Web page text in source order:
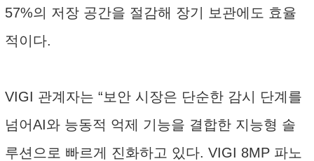
57%의 저장 공간을 절감해 장기 보관에도 효율
적이다.
VIGI 관계자는 “보안 시장은 단순한 감시 단계를
넘어AI와 능동적 억제 기능을 결합한 지능형 솔
루션으로 빠르게 진화하고 있다. VIGI 8MP 파노